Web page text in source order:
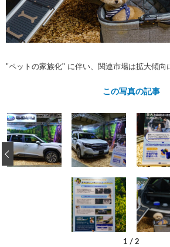
コラム
ショップレポート
レストア
"ペットの家族化" に伴い、関連市場は拡大傾向
この写真の記事
1 / 2
‹